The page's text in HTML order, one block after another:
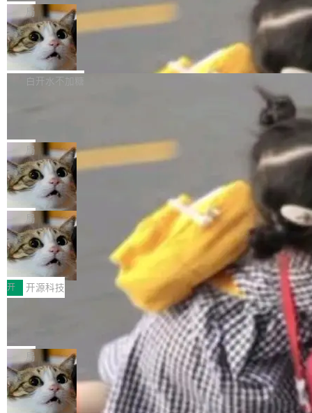
质的最低采样率）的音频格式将被拒绝 修复了 C
SS 圆角虚线样式中可能存在的问题 如果表单中
的图像元素不在同一个子树中，则它们将不再关
联 加...
最强的若干项。对于尚未正式发版的 PG 19，则
通过拉取过去一年内（从 PG 18 Beta1 时间点
至今）的所有 commit，同样交由 AI 分析提炼。
经过人工复核，准确度令人满意。这一方法也为
社区爱好者提供了高效跟踪新版本的思路。
维护工作一直与我的日常工作、家务、社交生活
和休闲娱乐竞争时间。" 这是 libexpat 维护者 S
ebastian Pipping 写在博客里的话。8 月 4 日，
他宣布了一个新消息：从 2026 年 8 月 1 日起，
他可以全职维护 libexpat 了，最长 6 个月。发
库之一。你的操作系统、浏览器、无数的基础设
施软件，很可能都在用它。而过去十年，维护它
的人一直在用业余...
局
Firefox 153.0.3 发布
Firefox 153.0.3 现已发布，具体更新内容如
下： New Smart Window 包含多项增强功能：
gi?id=2019042">Bug&nbsp;2019042</a>）</l
i> <li>现在，助手可以直接使用 Exa 的网络搜索
结果回答问题，而无需将问题转交给搜索引擎。
（<a href="https://bugzilla.mozilla.org/show_
bug.cgi?id=204...
白开水不加糖
的 npm 包。项目的核心论点是：容器不适合 Ag
ent 计算。真正适合的，是 Isolate。 Cloudflare
工程师在这件事上没什么可谦虚的——他们用 W
orkers 跑了十年 Isolate。用 CEO Matthew Pri
nce 的话说：「我们一生都在用 Isolate 运行代
码，而 AI Agent 不需要容器，它们需要的是 Iso
late。」 容器为什么不合适 容器的问题在于启动
和销毁都太重了。一个 Agent 要执行的任务可能
只需要几毫秒的 CPU 时间，但容器从冷启动到
就绪要花数秒。如果未来有十...
局
OpenAI 公开邮件和聊天记录回应苹果
诉讼，称“Apple is getting this wron
g”
上个月，苹果一纸诉状把 OpenAI 告上法庭，指
控其挖角苹果前员工并窃取商业秘密。苹果的诉
状把 OpenAI 描述成一个系统性地从前东家挖
人、套取机密信息的对手。 OpenAI 没发律师
函，也没选择庭外沉默。它在官网贴了一篇博
文，标题只有六个字：Apple is getting this wro
ng。 然后，它把邮件往来和 iMessage 聊天记
录全贴了出来。 他发错人了 苹果外部律师 Gabr
iel Gross 来自 Weil 律所，2 月 23 日下午 5:53
给 OpenAI 总法律顾问 Che Chang 发了封邮
件，附了一封长信，要求 OpenAI 配合调查前苹
果员工带走机密信...
局
HUAWEI MatePad Edge上架WorkBu
ddy鸿蒙PC版，说话就能干活的AI办公
搭子
全能AI工作台WorkBuddy鸿蒙PC版上架HUAWE
I MatePad Edge应用市场，直接下载即可使
用，与鸿蒙电脑上的体验一致。值得一提的是，
这是目前市面上唯一支持平板接入WorkBuddy P
C版的产品，搭载“人机双写”重磅功能——你写
你的，AI写AI的，同屏协作互不干扰。一句话让
AI帮你干活，现在开启全新体验！ 温馨提示：
体验WorkBuddy鸿蒙PC版前，请将 HUAWEI M
atePad Edge 升级至 HarmonyOS 6.1.0.135S
开 开源科技
FFmpeg 9.0 发布：代号“Lei”，以此纪
全球知名开源多媒体框架 FFmpeg 今天正式发
布了 9.0 版本。这个版本除了带来新一代音视频
处理能力和硬件加速支持之外，还有一个特殊之
处：FFmpeg 9.0 的代号是“Lei”。 这个名字，
来自中国开发者雷霄骅（Lei Xiaohua）。 对于
局
亚马逊成本失控：AI 写代码烧掉 1215
万元，超预算 860%
外媒近日曝光了亚马逊的多份内部报告显示，AI